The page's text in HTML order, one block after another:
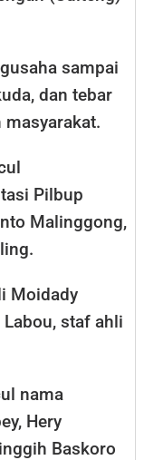
sampai
dan tebar
Pilbup
Malinggong,
Moidady
staf ahli
nama
Hery
Baskoro